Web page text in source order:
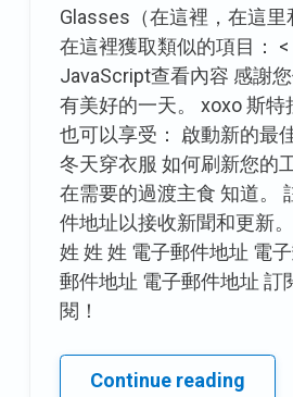
Glasses（在這裡，在這里
在這裡獲取類似的項目： <
JavaScript查看內容 感謝
有美好的一天。 xoxo 斯特
也可以享受： 啟動新的最
冬天穿衣服 如何刷新您的
在需要的過渡主食 知道。
件地址以接收新聞和更新
姓 姓 姓 電子郵件地址 電
郵件地址 電子郵件地址 訂
閱！
Continue reading前